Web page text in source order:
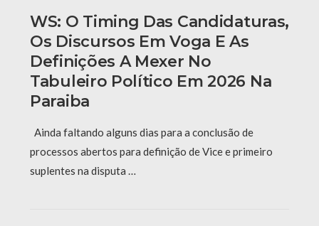
WS: O Timing Das Candidaturas,
Os Discursos Em Voga E As
Definições A Mexer No
Tabuleiro Político Em 2026 Na
Paraiba
Ainda faltando alguns dias para a conclusão de
processos abertos para definição de Vice e primeiro
suplentes na disputa …